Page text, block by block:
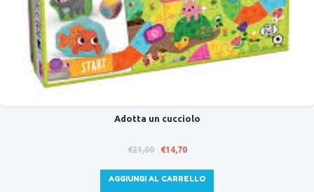
Adotta un cucciolo
€21,00
Il
originale
€14,70Il
attuale
AGGIUNGI AL CARRELLO